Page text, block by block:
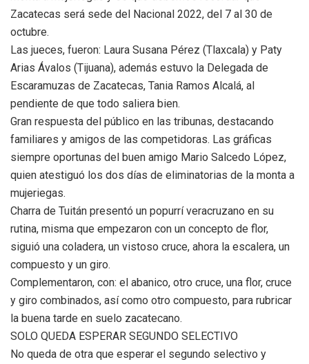
Zacatecas será sede del Nacional 2022, del 7 al 30 de
octubre.
Las jueces, fueron: Laura Susana Pérez (Tlaxcala) y Paty
Arias Ávalos (Tijuana), además estuvo la Delegada de
Escaramuzas de Zacatecas, Tania Ramos Alcalá, al
pendiente de que todo saliera bien.
Gran respuesta del público en las tribunas, destacando
familiares y amigos de las competidoras. Las gráficas
siempre oportunas del buen amigo Mario Salcedo López,
quien atestiguó los dos días de eliminatorias de la monta a
mujeriegas.
Charra de Tuitán presentó un popurrí veracruzano en su
rutina, misma que empezaron con un concepto de flor,
siguió una coladera, un vistoso cruce, ahora la escalera, un
compuesto y un giro.
Complementaron, con: el abanico, otro cruce, una flor, cruce
y giro combinados, así como otro compuesto, para rubricar
la buena tarde en suelo zacatecano.
SOLO QUEDA ESPERAR SEGUNDO SELECTIVO
No queda de otra que esperar el segundo selectivo y